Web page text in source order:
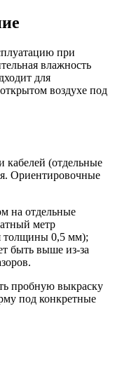
при
влажность
для
воздухе под
кабелей (отдельные
Ориентировочные
на отдельные
метр
толщины 0,5 мм);
быть выше из-за
пробную выкраску
под конкретные